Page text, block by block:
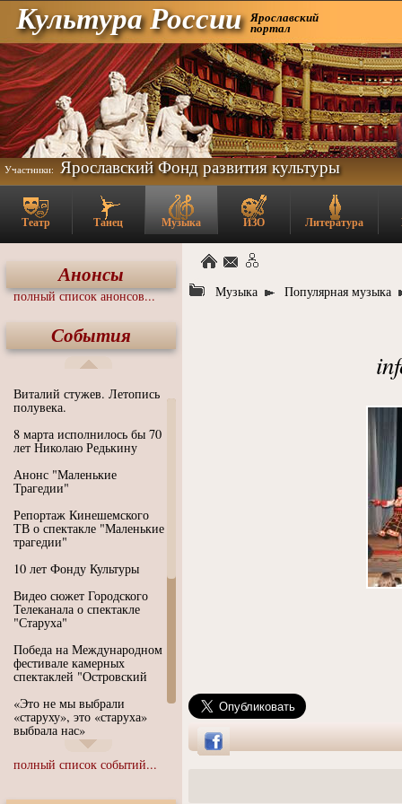
Культура России Ярославский
портал
Участники: Ярославский Фонд развития культуры
Театр Танец Музыка ИЗО Литература
Анонсы
полный список анонсов...
События
Виталий стужев. Летопись
полувека.
8 марта исполнилось бы 70
лет Николаю Редькину
Анонс "Маленькие
Трагедии"
Репортаж Кинешемского
ТВ о спектакле "Маленькие
трагедии"
10 лет Фонду Культуры
Видео сюжет Городского
Телеканала о спектакле
"Старуха"
Победа на Международном
фестивале камерных
спектаклей "Островский
«Это не мы выбрали
«старуху», это «старуха»
выбрала нас»
Иммерсивный спектакль
"Язык чистого полета
полный список событий...
Музыка Популярная музыка